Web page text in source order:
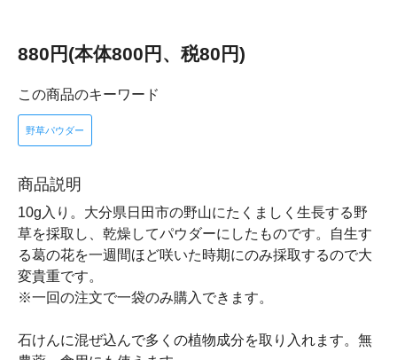
880円(本体800円、税80円)
この商品のキーワード
野草パウダー
商品説明
10g入り。大分県日田市の野山にたくましく生長する野
草を採取し、乾燥してパウダーにしたものです。自生す
る葛の花を一週間ほど咲いた時期にのみ採取するので大
変貴重です。
※一回の注文で一袋のみ購入できます。
石けんに混ぜ込んで多くの植物成分を取り入れます。無